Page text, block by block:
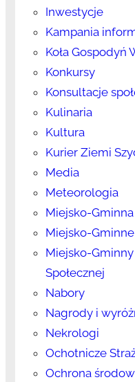
Inwestycje
Kampania
Koła Gospodyń
Konkursy
Konsultacje
Kulinaria
Kultura
Kurier Ziemi
Media
Meteorologia
Miejsko-
Miejsko-
Miejsko-
Społecznej
Nabory
Nagrody i
Nekrologi
Ochotnicze
Ochrona